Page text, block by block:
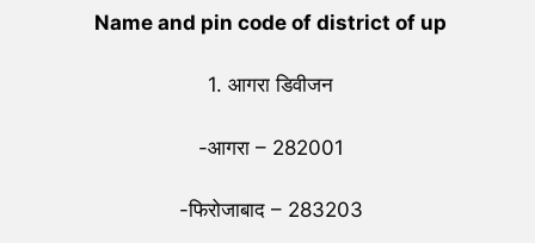
Name and pin code of district of up
1. आगरा डिवीजन
-आगरा – 282001
-फिरोजाबाद – 283203